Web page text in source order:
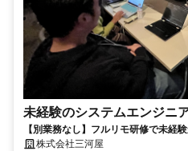
未経験のシステムエンジニ
【別業務なし】フルリモ研修で未経
株式会社三河屋